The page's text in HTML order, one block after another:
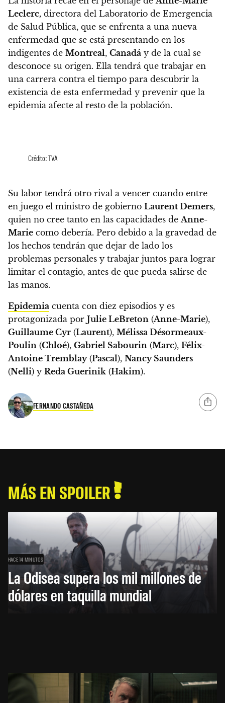
Leclerc, directora del Laboratorio de Emergencia
de Salud Pública, que se enfrenta a una nueva
enfermedad que se está presentando en los
indigentes de Montreal, Canadá y de la cual se
desconoce su origen. Ella tendrá que trabajar en
una carrera contra el tiempo para descubrir la
existencia de esta enfermedad y prevenir que la
epidemia afecte al resto de la población.
Crédito: TVA
Su labor tendrá otro rival a vencer cuando entre
en juego el ministro de gobierno Laurent Demers,
quien no cree tanto en las capacidades de Anne-
Marie como debería. Pero debido a la gravedad de
los hechos tendrán que dejar de lado los
problemas personales y trabajar juntos para lograr
limitar el contagio, antes de que pueda salirse de
las manos.
Epidemia cuenta con diez episodios y es
protagonizada por Julie LeBreton (Anne-Marie),
Guillaume Cyr (Laurent), Mélissa Désormeaux-
Poulin (Chloé), Gabriel Sabourin (Marc), Félix-
Antoine Tremblay(Pascal), Nancy Saunders
(Nelli) y Reda Guerinik (Hakim).
FERNANDO CASTAÑEDA
MÁS EN SPOILER
HACE 14 MINUTOS
La Odisea supera los mil millones de
dólares en taquilla mundial